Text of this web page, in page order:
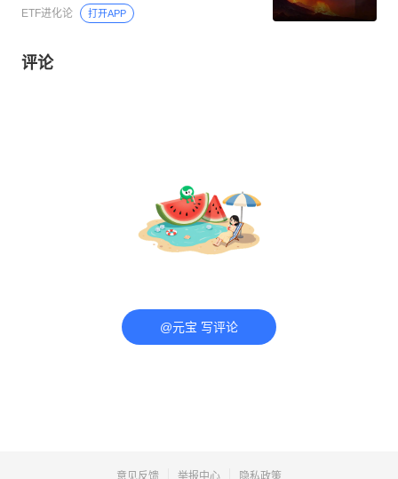
ETF进化论 打开APP
评论
@元宝 写评论
意见反馈 举报中心 隐私政策